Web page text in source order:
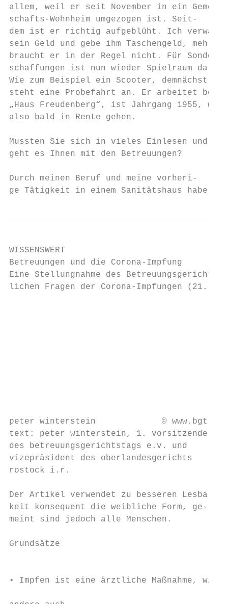
allem, weil er seit November in ein
schafts-Wohnheim umgezogen ist. Seit-
dem ist er richtig aufgeblüht. Ich verwalte
sein Geld und gebe ihm Taschengeld,
braucht er in der Regel nicht. Für
schaffungen ist nun wieder Spielraum
Wie zum Beispiel ein Scooter,
steht eine Probefahrt an. Er arbeitet
„Haus Freudenberg“, ist Jahrgang 1955,
also bald in Rente gehen.
Mussten Sie sich in vieles Einlesen und
geht es Ihnen mit den Betreuungen?
Durch meinen Beruf und meine
ge Tätigkeit in einem Sanitätshaus
WISSENSWERT
Betreuungen und die Corona-Impfung
Eine Stellungnahme des
lichen Fragen der Corona-Impfungen (21.
peter winterstein             © www.bgt-
text: peter winterstein, 1. vorsitzender
des betreuungsgerichtstags e.v. und
vizepräsident des oberlandesgerichts
rostock i.r.
Der Artikel verwendet zu besseren
keit konsequent die weibliche Form, ge-
meint sind jedoch alle Menschen.
Grundsätze
• Impfen ist eine ärztliche Maßnahme, wie